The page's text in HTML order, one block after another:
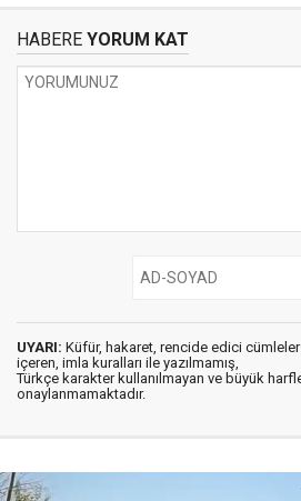
HABERE YORUM KAT
UYARI: Küfür, hakaret, rencide edici cümleler
içeren, imla kuralları ile yazılmamış,
Türkçe karakter kullanılmayan ve büyük
onaylanmamaktadır.